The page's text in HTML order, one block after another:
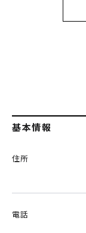
基本情報
住所
電話